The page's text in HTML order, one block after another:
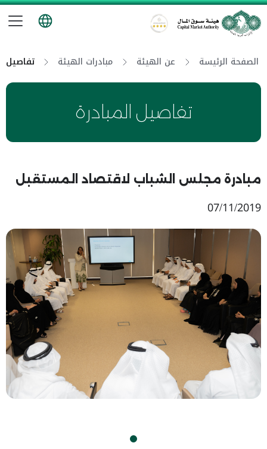
هيئة سوق المال
الصفحة الرئيسة عن الهيئة مبادرات الهيئة تفاصيل
تفاصيل المبادرة
مبادرة مجلس الشباب لاقتصاد المستقبل
07/11/2019